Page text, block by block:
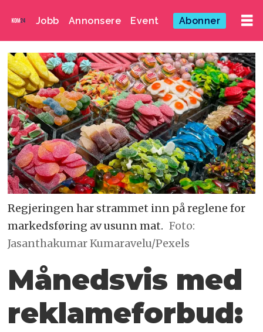
Jobb Annonsere Event Abonner
Regjeringen har strammet inn på reglene for
markedsføring av usunn mat. Foto:
Jasanthakumar Kumaravelu/Pexels
Månedsvis med
reklameforbud: